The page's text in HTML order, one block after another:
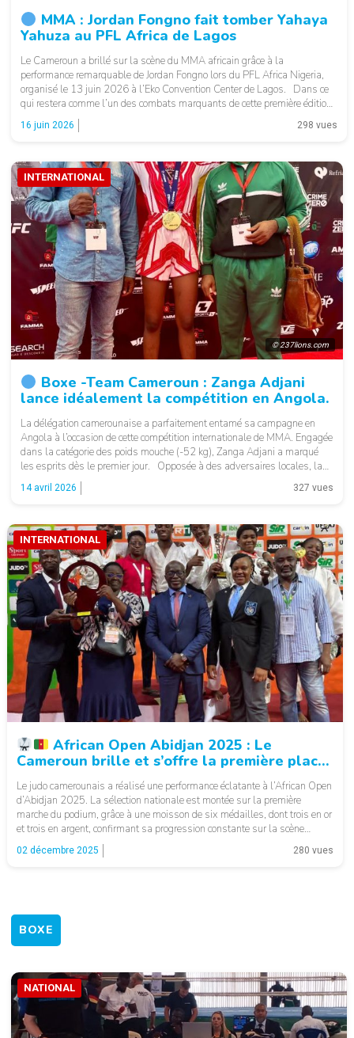
MMA : Jordan Fongno fait tomber Yahaya
Yahuza au PFL Africa de Lagos
Le Cameroun a brillé sur la scène du MMA africain grâce à la
performance remarquable de Jordan Fongno lors du PFL Africa Nigeria,
organisé le 13 juin 2026 à l’Eko Convention Center de Lagos. Dans ce
qui restera comme l’un des combats marquants de cette première édition
du PFL Africa sur le sol nigérian, […]
16 juin 2026 298 vues
© 237lions.com
INTERNATIONAL
Boxe -Team Cameroun : Zanga Adjani
lance idéalement la compétition en Angola.
La délégation camerounaise a parfaitement entamé sa campagne en
Angola à l’occasion de cette compétition internationale de MMA. Engagée
dans la catégorie des poids mouche (-52 kg), Zanga Adjani a marqué
les esprits dès le premier jour. Opposée à des adversaires locales, la
combattante camerounaise a fait preuve de maîtrise et de détermination
en […]
14 avril 2026 327 vues
INTERNATIONAL
African Open Abidjan 2025 : Le
Cameroun brille et s’offre la première place
au classement général.
Le judo camerounais a réalisé une performance éclatante à l’African Open
d’Abidjan 2025. La sélection nationale est montée sur la première
marche du podium, grâce à une moisson de six médailles, dont trois en or
et trois en argent, confirmant sa progression constante sur la scène
continentale. Les judokas camerounais ont impressionné par leur maîtrise
[…]
02 décembre 2025 280 vues
BOXE
NATIONAL